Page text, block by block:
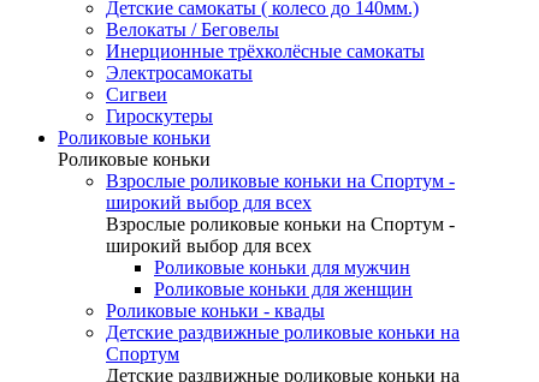
Детские самокаты ( колесо до 140мм.)
Велокаты / Беговелы
Инерционные трёхколёсные самокаты
Электросамокаты
Сигвеи
Гироскутеры
Роликовые коньки
Роликовые коньки
Взрослые роликовые коньки на Спортум -
широкий выбор для всех
Взрослые роликовые коньки на Спортум -
широкий выбор для всех
Роликовые коньки для мужчин
Роликовые коньки для женщин
Роликовые коньки - квады
Детские раздвижные роликовые коньки на
Спортум
Детские раздвижные роликовые коньки на